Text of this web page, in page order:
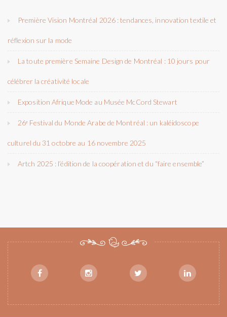
Première Vision Montréal 2026 : tendances, innovation textile et
réflexion sur la mode
La toute première Semaine Design de Montréal : 10 jours pour
célébrer la créativité locale
Exposition Afrique Mode au Musée McCord Stewart
26ᵉ Festival du Monde Arabe de Montréal : un kaléidoscope
culturel du 31 octobre au 16 novembre 2025
Artch 2025 : l’édition de la coopération et du “faire ensemble”